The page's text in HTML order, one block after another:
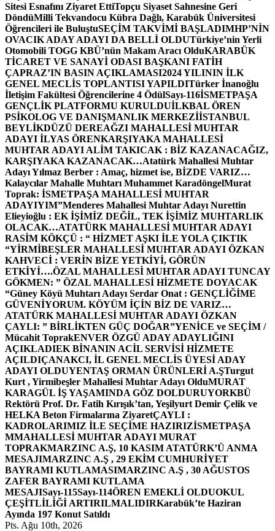
Sitesi Esnafını Ziyaret EttiTopçu Siyaset Sahnesine Geri
DöndüMilli Tekvandocu Kübra Dağlı, Karabük Üniversitesi
Öğrencileri ile BuluştuSEÇİM TAKVİMİ BAŞLADIMHP’NİN
OVACIK ADAY ADAYI DA BELLİ OLDUTürkiye’nin Yerli
Otomobili TOGG KBÜ’nün Makam Aracı OlduKARABÜK
TİCARET VE SANAYİ ODASI BAŞKANI FATİH
ÇAPRAZ’IN BASIN AÇIKLAMASI2024 YILININ İLK
GENEL MECLİS TOPLANTISI YAPILDITürker İnanoğlu
İletişim Fakültesi Öğrencilerine 4 ÖdülSayı-116İSMETPAŞA
GENÇLİK PLATFORMU KURULDUİLKBAL ÖREN
PSİKOLOG VE DANIŞMANLIK MERKEZİİSTANBUL
BEYLİKDÜZÜ DEREAĞZI MAHALLESİ MUHTAR
ADAYI İLYAS ÖRENKARŞIYAKA MAHALLESİ
MUHTAR ADAYI ALİM TAKICAK : BİZ KAZANACAĞIZ,
KARŞIYAKA KAZANACAK…Atatürk Mahallesi Muhtar
Adayı Yılmaz Berber : Amaç, hizmet ise, BİZDE VARIZ…
Kalaycılar Mahalle Muhtarı Muhammet KaradöngelMurat
Toprak: İSMETPAŞA MAHALLESİ MUHTAR
ADAYIYIM”Menderes Mahallesi Muhtar Adayı Nurettin
Elieyioğlu : EK İŞİMİZ DEĞİL, TEK İŞİMİZ MUHTARLIK
OLACAK…ATATÜRK MAHALLESİ MUHTAR ADAYI
RASİM KÖKÇÜ : “ HİZMET AŞKI İLE YOLA ÇIKTIK
“YİRMİBEŞLER MAHALLESİ MUHTAR ADAYI ÖZKAN
KAHVECİ : VERİN BİZE YETKİYİ, GÖRÜN
ETKİYİ….ÖZAL MAHALLESİ MUHTAR ADAYI TUNCAY
GÖKMEN: ” ÖZAL MAHALLESİ HİZMETE DOYACAK
“Güney Köyü Muhtarı Adayı Serdar Onat : GENÇLİĞİME
GÜVENİYORUM. KÖYÜM İÇİN BİZ DE VARIZ…
ATATÜRK MAHALLESİ MUHTAR ADAYI ÖZKAN
ÇAYLI: ” BİRLİKTEN GÜÇ DOĞAR”YENİCE ve SEÇİM /
Mücahit ToprakENVER ÖZGÜ ADAY ADAYLIĞINI
AÇIKLADIEK BİNANIN ACİL SERVİSİ HİZMETE
AÇILDIÇANAKCI, İL GENEL MECLİS ÜYESİ ADAY
ADAYI OLDUYENTAŞ ORMAN ÜRÜNLERİ A.ŞTurgut
Kurt , Yirmibeşler Mahallesi Muhtar Adayı OlduMURAT
KARAGÜL İŞ YAŞAMINDA GÖZ DOLDURUYORKBÜ
Rektörü Prof. Dr. Fatih Kırışık’tan, Yeşilyurt Demir Çelik ve
HELKA Beton Firmalarına ZiyaretÇAYLI :
KADROLARIMIZ İLE SEÇİME HAZIRIZİSMETPAŞA
MMAHALLESİ MUHTAR ADAYI MURAT
TOPRAKMARZINC A.Ş, 10 KASIM ATATÜRK’Ü ANMA
MESAJIMARZINC A.Ş , 29 EKİM CUMHURİYET
BAYRAMI KUTLAMASIMARZINC A.Ş , 30 AĞUSTOS
ZAFER BAYRAMI KUTLAMA
MESAJISayı-115Sayı-114ÖREN EMEKLİ OLDUOKUL
ÇEŞİTLİLİĞİ ARTIRILMALIDIRKarabük’te Haziran
Ayında 197 Konut Satıldı
Pts. Ağu 10th, 2026